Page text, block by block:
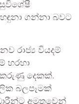
ගන්නා බවට
රාජ්‍ය වියදම්
හරහා
කරුණු දෙකක්.
බලපෑමක්
අමුතුවෙන්